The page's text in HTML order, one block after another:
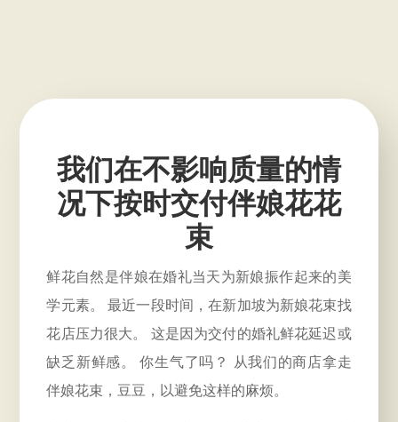
我们在不影响质量的情
况下按时交付伴娘花花
束
鲜花自然是伴娘在婚礼当天为新娘振作起来的美
学元素。 最近一段时间，在新加坡为新娘花束找
花店压力很大。 这是因为交付的婚礼鲜花延迟或
缺乏新鲜感。 你生气了吗？ 从我们的商店拿走
伴娘花束，豆豆，以避免这样的麻烦。